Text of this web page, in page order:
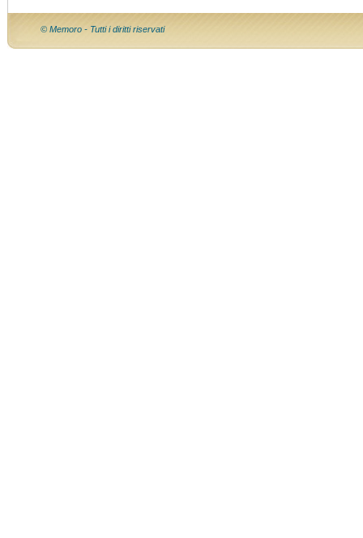
© Memoro - Tutti i diritti riservati